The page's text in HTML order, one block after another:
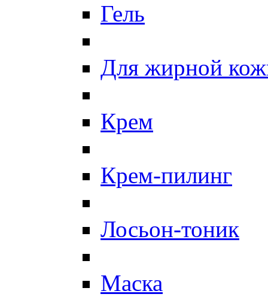
Гель
Для жирной
Крем
Крем-пилинг
Лосьон-тоник
Маска